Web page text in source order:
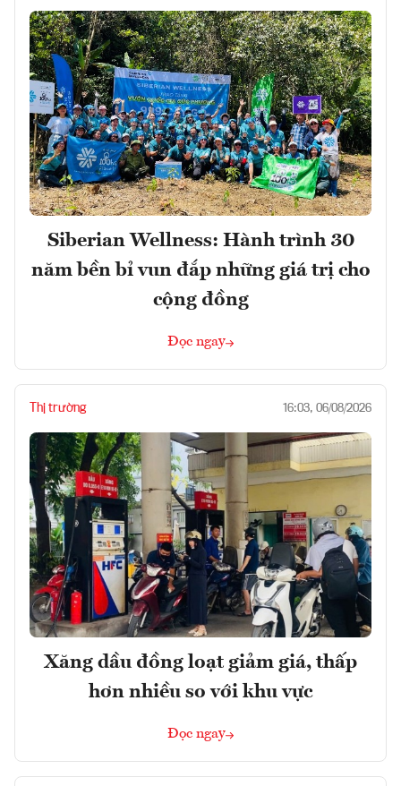
Siberian Wellness: Hành trình 30
năm bền bỉ vun đắp những giá trị cho
cộng đồng
Đọc ngay
Thị trường 16:03, 06/08/2026
Xăng dầu đồng loạt giảm giá, thấp
hơn nhiều so với khu vực
Đọc ngay